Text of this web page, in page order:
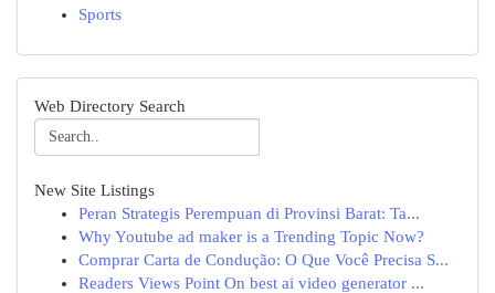
Sports
Web Directory Search
New Site Listings
Peran Strategis Perempuan di Provinsi Barat: Ta...
Why Youtube ad maker is a Trending Topic Now?
Comprar Carta de Condução: O Que Você Precisa S...
Readers Views Point On best ai video generator ...